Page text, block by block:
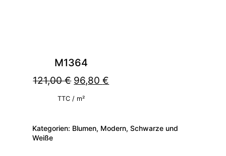
M1364
121,00€ Ursprünglicher
Preis
121,00 €
96,80€
96,80 €.
TTC / m²
Kategorien: Blumen, Modern, Schwarze und
Weiße